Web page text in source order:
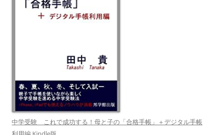
中学受験 これで成功する！母と子の「合格手帳」＋デジタル手帳